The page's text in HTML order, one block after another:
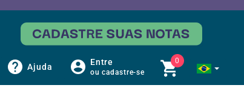
Ajuda Entre
ou cadastre-se
0